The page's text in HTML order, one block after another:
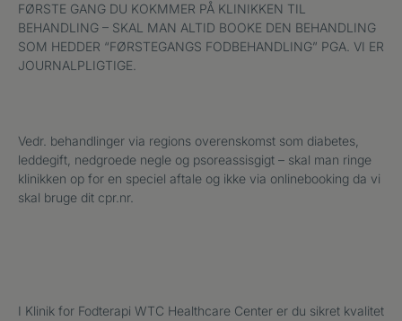
FØRSTE GANG DU KOKMMER PÅ KLINIKKEN TIL
BEHANDLING – SKAL MAN ALTID BOOKE DEN BEHANDLING
SOM HEDDER “FØRSTEGANGS FODBEHANDLING” PGA. VI ER
JOURNALPLIGTIGE.
Vedr. behandlinger via regions overenskomst som diabetes,
leddegift, nedgroede negle og psoreassisgigt – skal man ringe
klinikken op for en speciel aftale og ikke via onlinebooking da vi
skal bruge dit cpr.nr.
I Klinik for Fodterapi WTC Healthcare Center er du sikret kvalitet